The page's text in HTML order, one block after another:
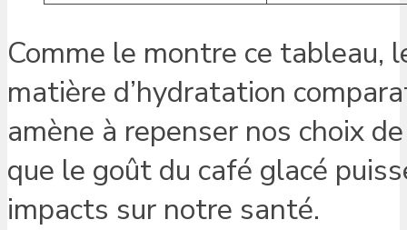
Comme le montre ce tableau,
matière d’hydratation
amène à repenser nos choix
que le goût du café glacé
impacts sur notre santé.